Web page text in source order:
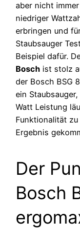
aber nicht
niedriger
erbringen und
Staubsauger
Beispiel dafür.
Bosch ist stolz
der Bosch BSG
ein
Watt Leistung
Funktionalität
Ergebnis
Der
Bosch